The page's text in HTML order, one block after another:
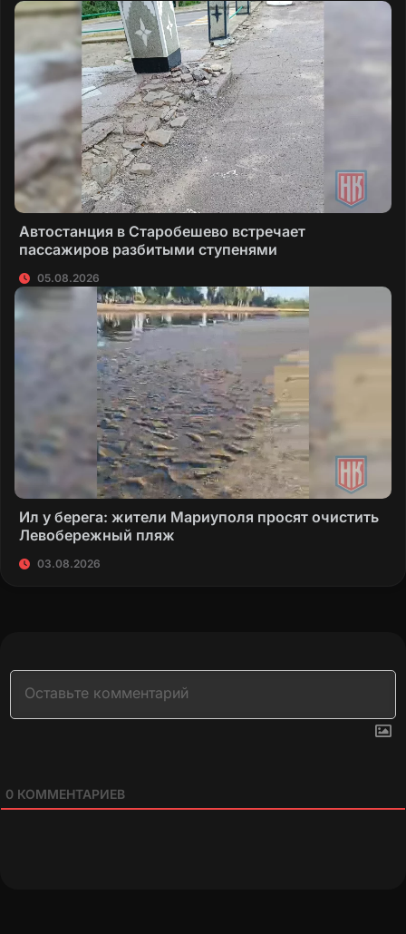
Автостанция в Старобешево встречает
пассажиров разбитыми ступенями
05.08.2026
Ил у берега: жители Мариуполя просят очистить
Левобережный пляж
03.08.2026
0 КОММЕНТАРИЕВ